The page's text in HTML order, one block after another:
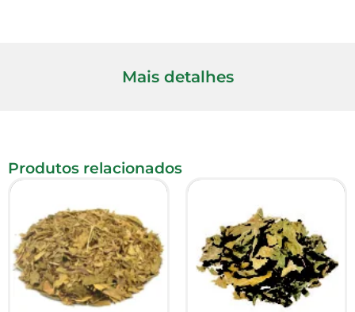
Mais detalhes
Produtos relacionados